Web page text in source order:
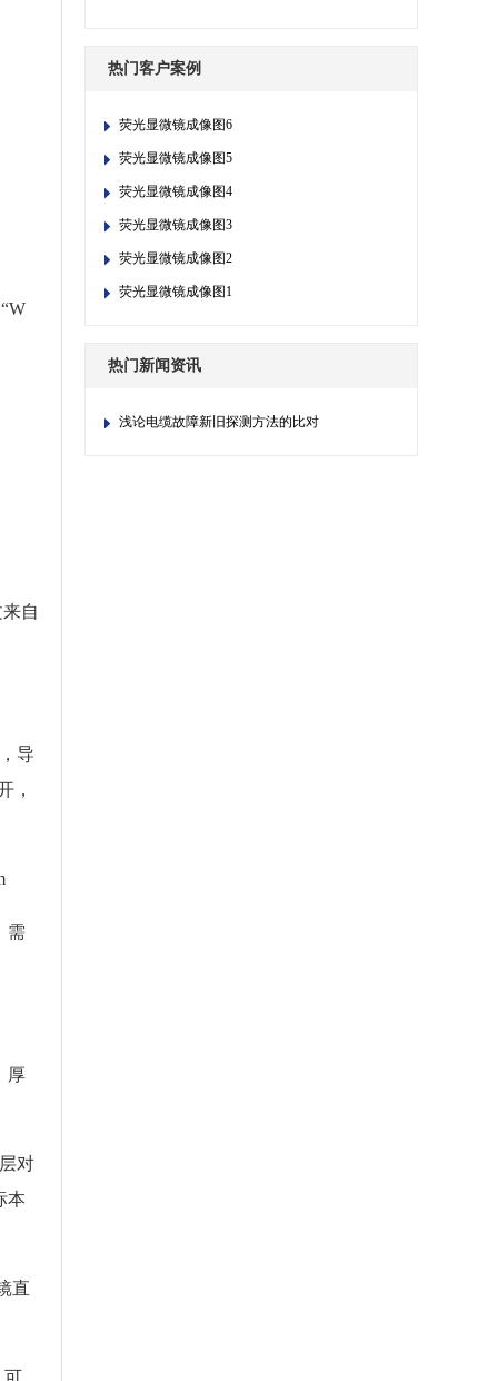
自
导
，
需
厚
对
本
直
可
热门客户案例
荧光显微镜成像图6
荧光显微镜成像图5
荧光显微镜成像图4
荧光显微镜成像图3
荧光显微镜成像图2
荧光显微镜成像图1
热门新闻资讯
浅论电缆故障新旧探测方法的比对